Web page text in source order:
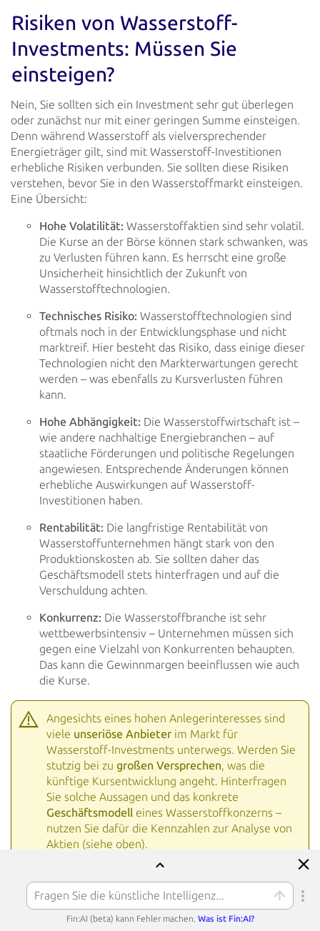
Risiken von Wasserstoff-
Investments: Müssen Sie
einsteigen?
Nein, Sie sollten sich ein Investment sehr gut überlegen
oder zunächst nur mit einer geringen Summe einsteigen.
Denn während Wasserstoff als vielversprechender
Energieträger gilt, sind mit Wasserstoff-Investitionen
erhebliche Risiken verbunden. Sie sollten diese Risiken
verstehen, bevor Sie in den Wasserstoffmarkt einsteigen.
Eine Übersicht:
Hohe Volatilität: Wasserstoffaktien sind sehr volatil.
Die Kurse an der Börse können stark schwanken, was
zu Verlusten führen kann. Es herrscht eine große
Unsicherheit hinsichtlich der Zukunft von
Wasserstofftechnologien.
Technisches Risiko: Wasserstofftechnologien sind
oftmals noch in der Entwicklungsphase und nicht
marktreif. Hier besteht das Risiko, dass einige dieser
Technologien nicht den Markterwartungen gerecht
werden – was ebenfalls zu Kursverlusten führen
kann.
Hohe Abhängigkeit: Die Wasserstoffwirtschaft ist –
wie andere nachhaltige Energiebranchen – auf
staatliche Förderungen und politische Regelungen
angewiesen. Entsprechende Änderungen können
erhebliche Auswirkungen auf Wasserstoff-
Investitionen haben.
Rentabilität: Die langfristige Rentabilität von
Wasserstoffunternehmen hängt stark von den
Produktionskosten ab. Sie sollten daher das
Geschäftsmodell stets hinterfragen und auf die
Verschuldung achten.
Konkurrenz: Die Wasserstoffbranche ist sehr
wettbewerbsintensiv – Unternehmen müssen sich
gegen eine Vielzahl von Konkurrenten behaupten.
Das kann die Gewinnmargen beeinflussen wie auch
die Kurse.
Angesichts eines hohen Anlegerinteresses sind
viele unseriöse Anbieter im Markt für
Wasserstoff-Investments unterwegs. Werden Sie
stutzig bei zu großen Versprechen, was die
künftige Kursentwicklung angeht. Hinterfragen
Sie solche Aussagen und das konkrete
Geschäftsmodell eines Wasserstoffkonzerns –
nutzen Sie dafür die Kennzahlen zur Analyse von
Aktien (siehe oben).
Welche Alternativen zu einem
Fin:AI (beta) kann Fehler machen. Was ist Fin:AI?